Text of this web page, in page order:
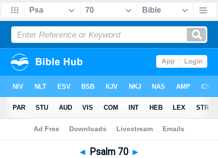
Bible>ABP > Psalm 70
◄ Psalm 70 ►